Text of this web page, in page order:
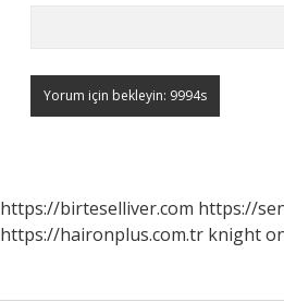
https://birteselliver.com https://
https://haironplus.com.tr knight